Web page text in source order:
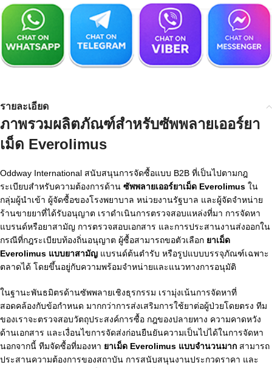
รายละเอียด
ภาพรวมผลิตภัณฑ์สำหรับซัพพลายเออร์ยา
เม็ด Everolimus
Oddway International สนับสนุนการจัดซื้อแบบ B2B ที่เป็นไปตามกฎ
ระเบียบสำหรับความต้องการด้าน ซัพพลายเออร์ยาเม็ด Everolimus ใน
กลุ่มผู้นำเข้า ผู้จัดซื้อของโรงพยาบาล หน่วยงานรัฐบาล และผู้จัดจำหน่าย
ร้านขายยาที่ได้รับอนุญาต เราดำเนินการตรวจสอบแหล่งที่มา การจัดหา
แบรนด์หรือยาสามัญ การตรวจสอบเอกสาร และการประสานงานส่งออกใน
กรณีที่กฎระเบียบท้องถิ่นอนุญาต ผู้ซื้อสามารถขอตัวเลือก ยาเม็ด
Everolimus แบบยาสามัญ แบรนด์ต้นตำรับ หรือรูปแบบบรรจุภัณฑ์เฉพาะ
ตลาดได้ โดยขึ้นอยู่กับความพร้อมจำหน่ายและแนวทางการอนุมัติ
ในฐานะพันธมิตรด้านซัพพลายเชิงธุรกรรม เรามุ่งเน้นการจัดหาที่
สอดคล้องกับข้อกำหนด มากกว่าการส่งเสริมการใช้ยาต่อผู้ป่วยโดยตรง ทีม
ของเราจะตรวจสอบวัตถุประสงค์การซื้อ กฎของปลายทาง ความคาดหวัง
ด้านเอกสาร และเงื่อนไขการจัดส่งก่อนยืนยันความเป็นไปได้ในการจัดหา
นอกจากนี้ ทีมจัดซื้อที่มองหา ยาเม็ด Everolimus แบบจำนวนมาก สามารถ
ประสานความต้องการของสถาบัน การสนับสนุนงานประกวดราคา และ